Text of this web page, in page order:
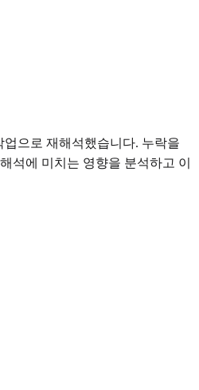
으로 재해석했습니다. 누락을
석에 미치는 영향을 분석하고 이